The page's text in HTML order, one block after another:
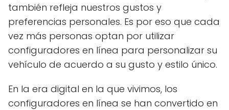
también refleja nuestros gustos y
preferencias personales. Es por eso que cada
vez más personas optan por utilizar
configuradores en línea para personalizar su
vehículo de acuerdo a su gusto y estilo único.
En la era digital en la que vivimos, los
configuradores en línea se han convertido en